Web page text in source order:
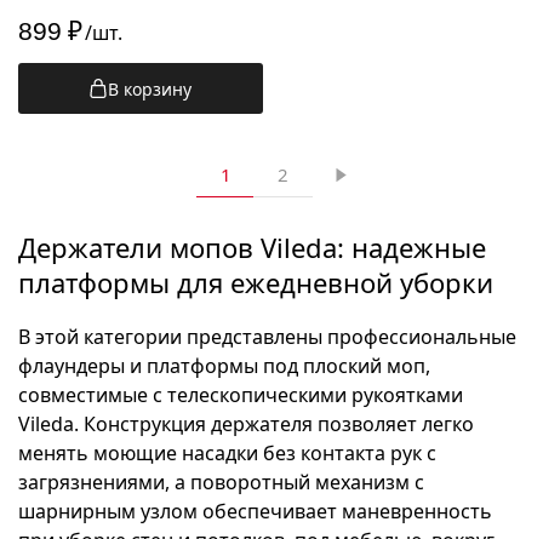
899 ₽/шт.
В корзину
1 2
Держатели мопов Vileda: надежные
платформы для ежедневной уборки
В этой категории представлены профессиональные
флаундеры и платформы под плоский моп,
совместимые с телескопическими рукоятками
Vileda. Конструкция держателя позволяет легко
менять моющие насадки без контакта рук с
загрязнениями, а поворотный механизм с
шарнирным узлом обеспечивает маневренность